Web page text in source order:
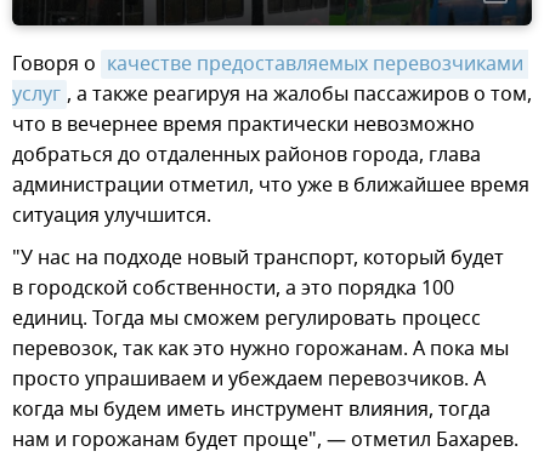
Говоря о качестве предоставляемых перевозчиками
услуг , а также реагируя на жалобы пассажиров о том,
что в вечернее время практически невозможно
добраться до отдаленных районов города, глава
администрации отметил, что уже в ближайшее время
ситуация улучшится.
"У нас на подходе новый транспорт, который будет
в городской собственности, а это порядка 100
единиц. Тогда мы сможем регулировать процесс
перевозок, так как это нужно горожанам. А пока мы
просто упрашиваем и убеждаем перевозчиков. А
когда мы будем иметь инструмент влияния, тогда
нам и горожанам будет проще", — отметил Бахарев.